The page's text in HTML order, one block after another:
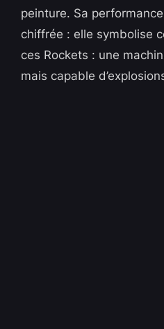
peinture. Sa
chiffrée : elle symbolise
ces Rockets : une
mais capable